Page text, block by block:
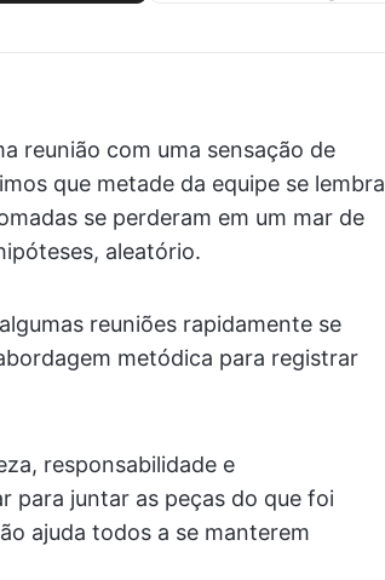
reunião com uma sensação de
que metade da equipe se lembra
se perderam em um mar de
aleatório.
reuniões rapidamente se
metódica para registrar
responsabilidade e
para juntar as peças do que foi
ajuda todos a se manterem